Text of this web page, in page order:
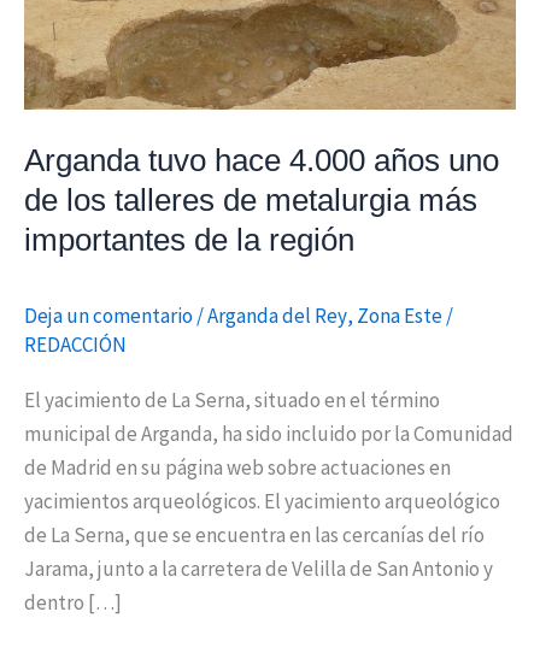
Arganda tuvo hace 4.000 años uno
de los talleres de metalurgia más
importantes de la región
Deja un comentario/Arganda del Rey, Zona Este/
REDACCIÓN
El yacimiento de La Serna, situado en el término
municipal de Arganda, ha sido incluido por la Comunidad
de Madrid en su página web sobre actuaciones en
yacimientos arqueológicos. El yacimiento arqueológico
de La Serna, que se encuentra en las cercanías del río
Jarama, junto a la carretera de Velilla de San Antonio y
dentro […]
talleres
de
metalurgia
importantes
de
la
región